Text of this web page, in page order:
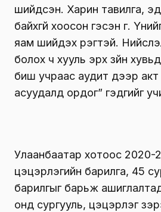
шийдсэн. Харин тавилга,
байхгүй хоосон гэсэн үг.
яам шийдэх үүрэгтэй.
болох ч хууль эрх зүйн хувьд
биш учраас аудит дээр
асуудалд ордог” гэдгийг
Улаанбаатар хотоос 2020-
цэцэрлэгийн барилга, 45
барилгыг барьж
онд сургууль, цэцэрлэг